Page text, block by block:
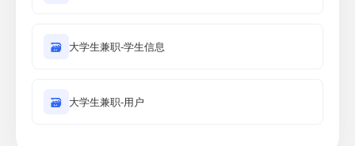
🗃 大学生兼职-学生信息
🗃 大学生兼职-用户